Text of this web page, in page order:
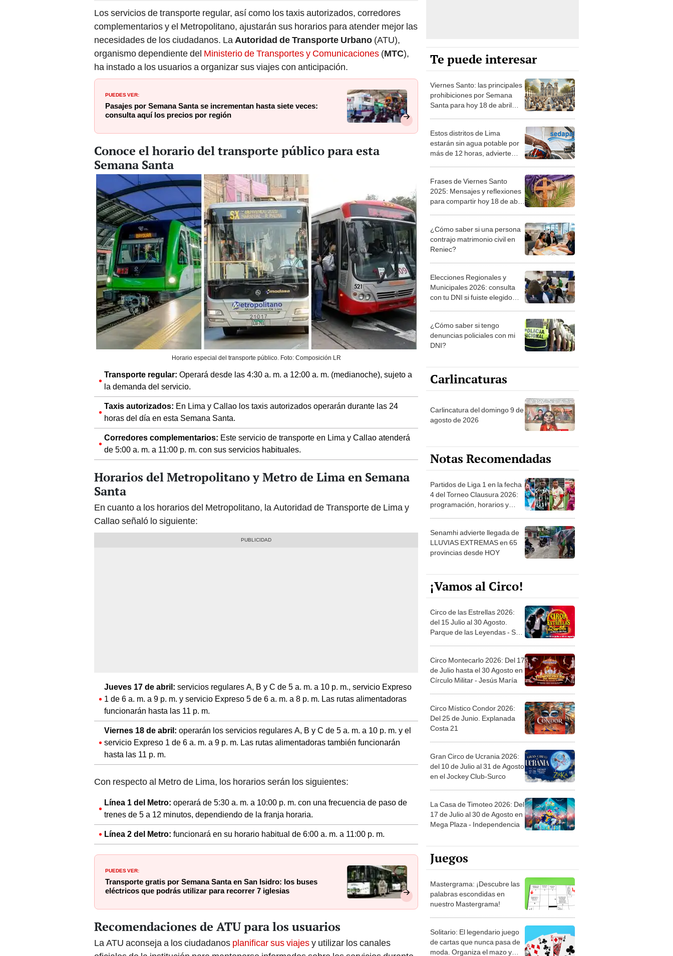
Los servicios de transporte regular, así como los taxis autorizados, corredores
complementarios y el Metropolitano, ajustarán sus horarios para atender mejor las
necesidades de los ciudadanos. LaAutoridad de Transporte Urbano (ATU),
organismo dependiente del Ministerio de Transportes y Comunicaciones (MTC),
ha instado a los usuarios a organizar sus viajes con anticipación.
PUEDES VER:
Pasajes por Semana Santa se incrementan hasta siete veces:
consulta aquí los precios por región
Conoce el horario del transporte público para esta
Semana Santa
Horario especial del transporte público. Foto: Composición LR
Transporte regular: Operará desde las 4:30 a. m. a 12:00 a. m. (medianoche), sujeto a
la demanda del servicio.
Taxis autorizados: En Lima y Callao los taxis autorizados operarán durante las 24
horas del día en esta Semana Santa.
Corredores complementarios: Este servicio de transporte en Lima y Callao atenderá
de 5:00 a. m. a 11:00 p. m. con sus servicios habituales.
Horarios del Metropolitano y Metro de Lima en Semana
Santa
En cuanto a los horarios del Metropolitano, la Autoridad de Transporte de Lima y
Callao señaló lo siguiente:
Jueves 17 de abril: servicios regulares A, B y C de 5 a. m. a 10 p. m., servicio Expreso
1 de 6 a. m. a 9 p. m. y servicio Expreso 5 de 6 a. m. a 8 p. m. Las rutas alimentadoras
funcionarán hasta las 11 p. m.
Viernes 18 de abril: operarán los servicios regulares A, B y C de 5 a. m. a 10 p. m. y el
servicio Expreso 1 de 6 a. m. a 9 p. m. Las rutas alimentadoras también funcionarán
hasta las 11 p. m.
Con respecto al Metro de Lima, los horarios serán los siguientes:
Línea 1 del Metro: operará de 5:30 a. m. a 10:00 p. m. con una frecuencia de paso de
trenes de 5 a 12 minutos, dependiendo de la franja horaria.
Línea 2 del Metro: funcionará en su horario habitual de 6:00 a. m. a 11:00 p. m.
PUEDES VER:
Transporte gratis por Semana Santa en San Isidro: los buses
eléctricos que podrás utilizar para recorrer 7 iglesias
Recomendaciones de ATU para los usuarios
La ATU aconseja a los ciudadanos planificar sus viajesy utilizar los canales
Te puede interesar
Viernes Santo: las principales
prohibiciones por Semana
Santa para hoy 18 de abril
Estos distritos de Lima
estarán sin agua potable por
más de 12 horas, advierte
Frases de Viernes Santo
2025: Mensajes y reflexiones
para compartir hoy 18 de abril
¿Cómo saber si una persona
contrajo matrimonio civil en
Reniec?
Elecciones Regionales y
Municipales 2026: consulta
con tu DNI si fuiste elegido
la ONPE
¿Cómo saber si tengo
denuncias policiales con mi
DNI?
Carlincaturas
Carlincatura del domingo 9 de
agosto de 2026
Notas Recomendadas
Partidos de Liga 1 en la fecha
4 del Torneo Clausura 2026:
programación, horarios y
Senamhi advierte llegada de
LLUVIAS EXTREMAS en 65
provincias desde HOY
¡Vamos al Circo!
Circo de las Estrellas 2026:
del 15 Julio al 30 Agosto.
Parque de las Leyendas - San
Circo Montecarlo 2026: Del 17
de Julio hasta el 30 Agosto en
Círculo Militar - Jesús María
Circo Místico Condor 2026:
Del 25 de Junio. Explanada
Costa 21
Gran Circo de Ucrania 2026:
del 10 de Julio al 31 de Agosto
en el Jockey Club-Surco
La Casa de Timoteo 2026: Del
17 de Julio al 30 de Agosto en
Mega Plaza - Independencia
Juegos
Mastergrama: ¡Descubre las
palabras escondidas en
nuestro Mastergrama!
Solitario: El legendario juego
de cartas que nunca pasa de
moda. Organiza el mazo y